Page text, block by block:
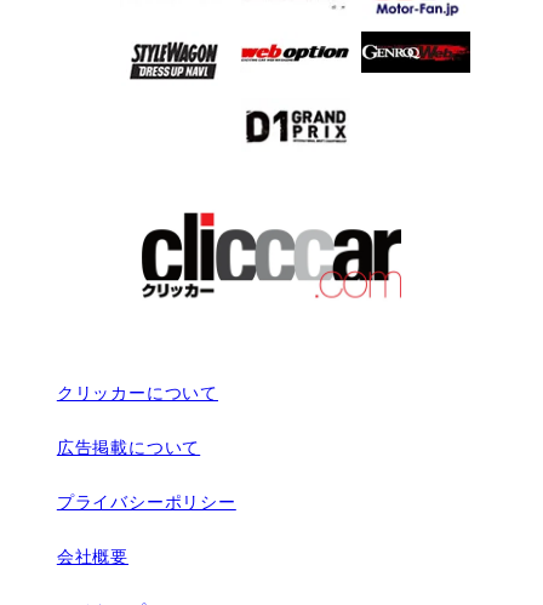
クリッカーについて
広告掲載について
プライバシーポリシー
会社概要